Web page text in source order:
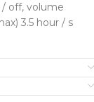
/ off, volume
3.5 hour / s